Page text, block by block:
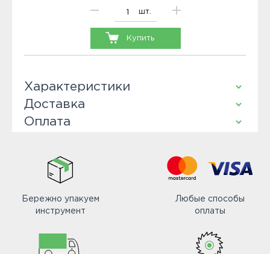
шт.
Купить
Характеристики
Доставка
Оплата
Бережно упакуем
инструмент
Любые способы
оплаты